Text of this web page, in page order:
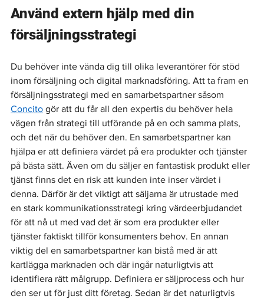
Använd extern hjälp med din
försäljningsstrategi
Du behöver inte vända dig till olika leverantörer för stöd
inom försäljning och digital marknadsföring. Att ta fram en
försäljningsstrategi med en samarbetspartner såsom
Concito gör att du får all den expertis du behöver hela
vägen från strategi till utförande på en och samma plats,
och det när du behöver den. En samarbetspartner kan
hjälpa er att definiera värdet på era produkter och tjänster
på bästa sätt. Även om du säljer en fantastisk produkt eller
tjänst finns det en risk att kunden inte inser värdet i
denna. Därför är det viktigt att säljarna är utrustade med
en stark kommunikationsstrategi kring värdeerbjudandet
för att nå ut med vad det är som era produkter eller
tjänster faktiskt tillför konsumenters behov. En annan
viktig del en samarbetspartner kan bistå med är att
kartlägga marknaden och där ingår naturligtvis att
identifiera rätt målgrupp. Definiera er säljprocess och hur
den ser ut för just ditt företag. Sedan är det naturligtvis